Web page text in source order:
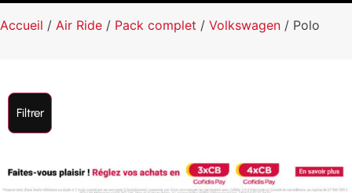
Accueil / Air Ride / Pack complet / Volkswagen / Polo
Filtrer